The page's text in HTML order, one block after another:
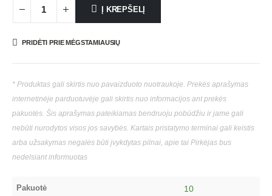
Į KREPŠELĮ
PRIDĖTI PRIE MĖGSTAMIAUSIŲ
* Produktas gali skirtis nuo pavaizduoto nuotraukoje. Prekės aprašymas
internetinėje parduotuvėje gali skirtis nuo informacijos ant prekės
pakuotės. Šis aprašymas pateikiamas bendruoju pobūdžiu ir jame gali
nebūti nurodytos visos jos savybės. Kartais pristatymo terminai gali keistis
arba užsakymas negalės būti įvykdytas pilnai, apie tai Pirkėjas bus
nedelsiant informuotas
Pakuotė 10